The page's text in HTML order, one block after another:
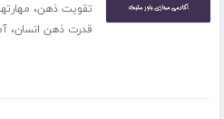
تقویت ذهن،
قدرت ذهن انسان،